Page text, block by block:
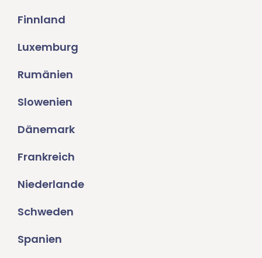
Finnland
Luxemburg
Rumänien
Slowenien
Dänemark
Frankreich
Niederlande
Schweden
Spanien